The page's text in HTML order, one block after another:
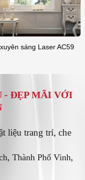
sáng Laser AC59
- ĐẸP MÃI VỚI
liệu trang trí, che
Thành Phố Vinh,